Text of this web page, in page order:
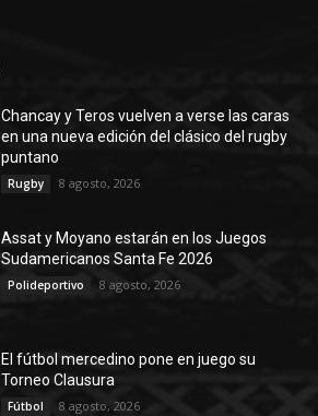
Chancay y Teros vuelven a verse las caras
en una nueva edición del clásico del rugby
puntano
Rugby 8 agosto, 2026
Assat y Moyano estarán en los Juegos
Sudamericanos Santa Fe 2026
Polideportivo 8 agosto, 2026
El fútbol mercedino pone en juego su
Torneo Clausura
Fútbol 8 agosto, 2026